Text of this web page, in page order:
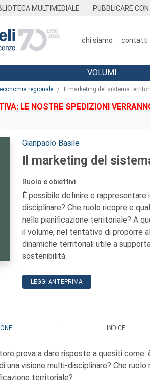
MULTIMEDIALE PUBBLICARE CON
chi siamo contatti
VOLUMI
regionale Il marketing del sistema
LE NOSTRE SPEDIZIONI
Autori:
Gianpaolo Basile
Il marketing del
Ruolo e obiettivi
È possibile definire e
disciplinare? Che ruolo ricopre e
nella pianificazione territoriale? A
il volume, nel tentativo di proporre
dinamiche territoriali utile a
sostenibilità.
LEGGI ANTEPRIMA
INDICE
prova a dare risposte a quesiti
una visione multi-disciplinare? Che
territoriale?